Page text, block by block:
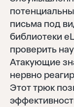
письма под
библиотеки
проверить
Атакующие
нервно
Этот трюк